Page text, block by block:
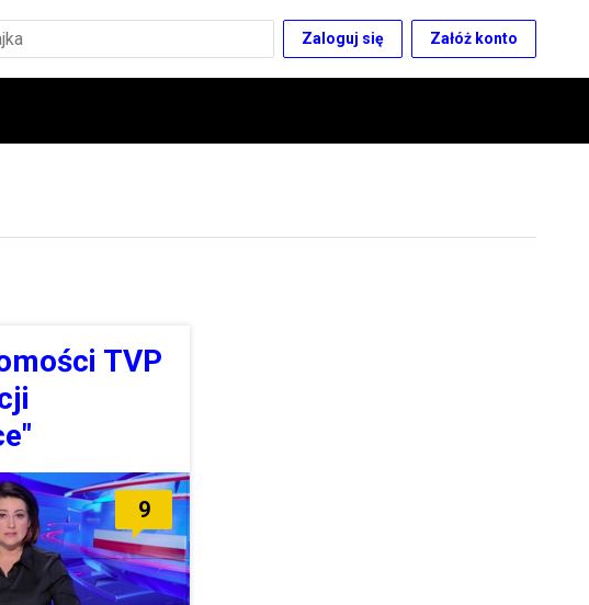
Zaloguj się Załóż konto
TVP
9